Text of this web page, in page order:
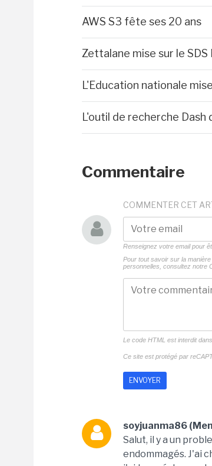
AWS S3 fête ses 20 ans
Zettalane mise sur le
L'Education nationale
L'outil de recherche
Commentaire
COMMENTER CET
Renseignez votre email pour
Pour tout savoir sur la
personnelles, consultez notre
Le code HTML est interdit
Ce site est protégé par
soyjuanma86
Salut, il y a un
endommagés. J'ai